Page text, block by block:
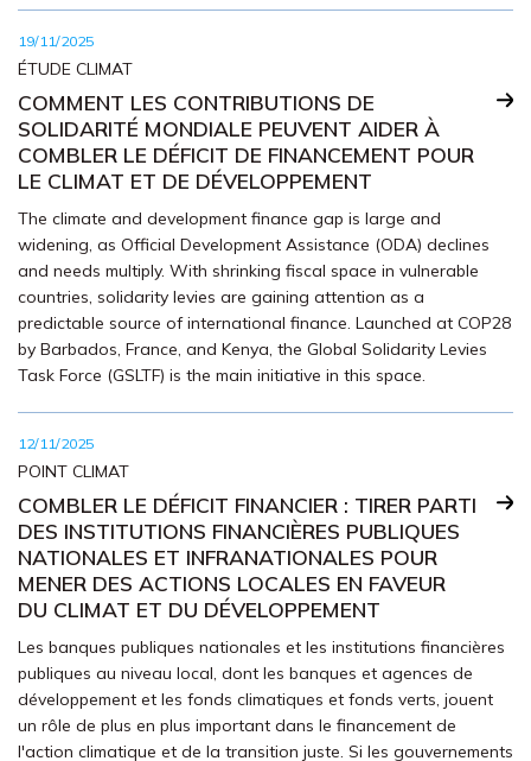
19/11/2025
ÉTUDE CLIMAT
COMMENT LES CONTRIBUTIONS DE
SOLIDARITÉ MONDIALE PEUVENT AIDER À
COMBLER LE DÉFICIT DE FINANCEMENT POUR
LE CLIMAT ET DE DÉVELOPPEMENT
The climate and development finance gap is large and
widening, as Official Development Assistance (ODA) declines
and needs multiply. With shrinking fiscal space in vulnerable
countries, solidarity levies are gaining attention as a
predictable source of international finance. Launched at COP28
by Barbados, France, and Kenya, the Global Solidarity Levies
Task Force (GSLTF) is the main initiative in this space.
12/11/2025
POINT CLIMAT
COMBLER LE DÉFICIT FINANCIER : TIRER PARTI
DES INSTITUTIONS FINANCIÈRES PUBLIQUES
NATIONALES ET INFRANATIONALES POUR
MENER DES ACTIONS LOCALES EN FAVEUR
DU CLIMAT ET DU DÉVELOPPEMENT
Les banques publiques nationales et les institutions financières
publiques au niveau local, dont les banques et agences de
développement et les fonds climatiques et fonds verts, jouent
un rôle de plus en plus important dans le financement de
l'action climatique et de la transition juste. Si les gouvernements